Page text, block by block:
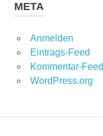
META
Anmelden
Eintrags-Feed
Kommentar-Feed
WordPress.org